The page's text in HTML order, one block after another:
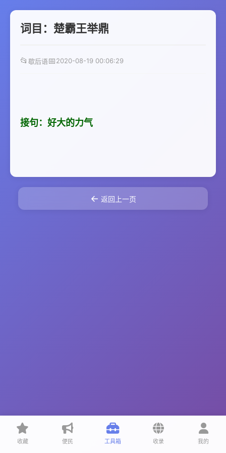
词目：楚霸王举鼎
📂 歇后语📅2020-08-19 00:06:29
接句：好大的力气
← 返回上一页
收藏 便民 工具箱 收录 我的